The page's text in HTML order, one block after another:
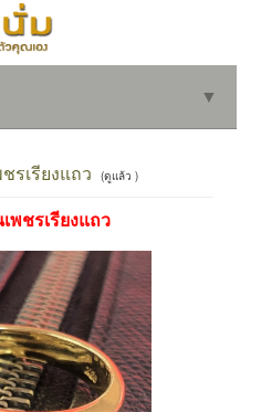
▼
รเรียงแถว (ดูแล้ว )
พชรเรียงแถว